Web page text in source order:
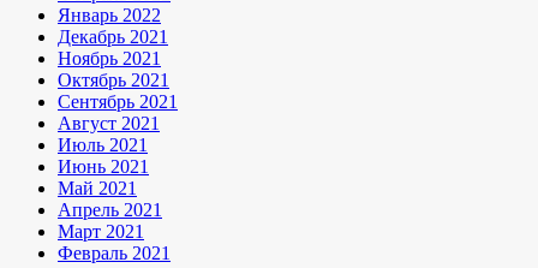
Январь 2022
Декабрь 2021
Ноябрь 2021
Октябрь 2021
Сентябрь 2021
Август 2021
Июль 2021
Июнь 2021
Май 2021
Апрель 2021
Март 2021
Февраль 2021